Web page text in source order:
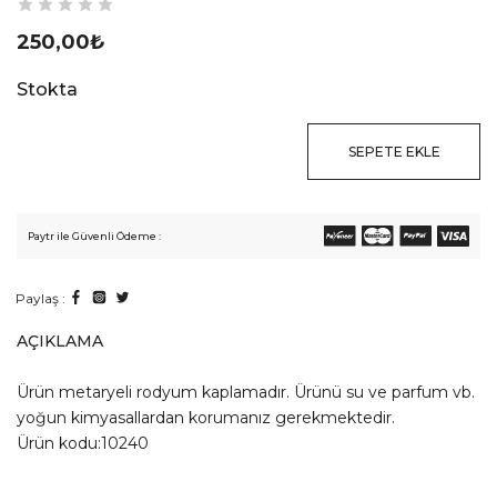
250,00₺
Stokta
SEPETE EKLE
Paytr ile Güvenli Ödeme :
Paylaş :
AÇIKLAMA
Ürün metaryeli rodyum kaplamadır. Ürünü su ve parfum vb.
yoğun kimyasallardan korumanız gerekmektedir.
Ürün kodu:10240